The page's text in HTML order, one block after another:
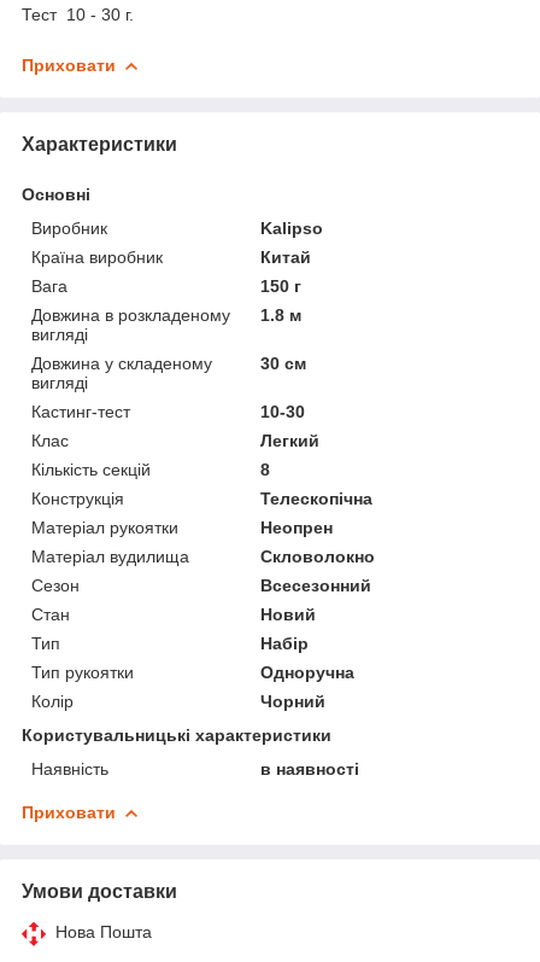
Тест 10 - 30 г.
Приховати
Характеристики
Основні
Виробник
Kalipso
Країна виробник
Китай
Вага
150 г
Довжина в розкладеному
вигляді
1.8 м
Довжина у складеному
вигляді
30 см
Кастинг-тест
10-30
Клас
Легкий
Кількість секцій
8
Конструкція
Телескопічна
Матеріал рукоятки
Неопрен
Матеріал вудилища
Скловолокно
Сезон
Всесезонний
Стан
Новий
Тип
Набір
Тип рукоятки
Одноручна
Колір
Чорний
Користувальницькі характеристики
Наявність
в наявності
Приховати
Умови доставки
Нова Пошта